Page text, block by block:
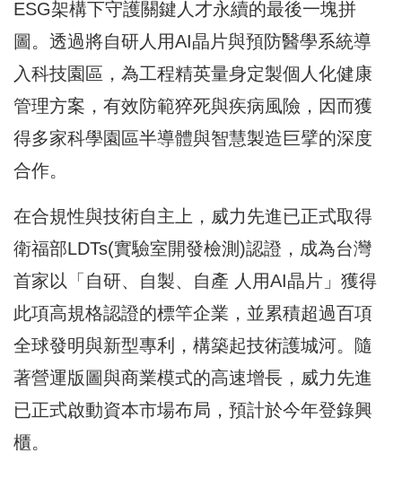
ESG架構下守護關鍵人才永續的最後一塊拼
圖。透過將自研人用AI晶片與預防醫學系統導
入科技園區，為工程精英量身定製個人化健康
管理方案，有效防範猝死與疾病風險，因而獲
得多家科學園區半導體與智慧製造巨擘的深度
合作。
在合規性與技術自主上，威力先進已正式取得
衛福部LDTs(實驗室開發檢測)認證，成為台灣
首家以「自研、自製、自產 人用AI晶片」獲得
此項高規格認證的標竿企業，並累積超過百項
全球發明與新型專利，構築起技術護城河。隨
著營運版圖與商業模式的高速增長，威力先進
已正式啟動資本市場布局，預計於今年登錄興
櫃。